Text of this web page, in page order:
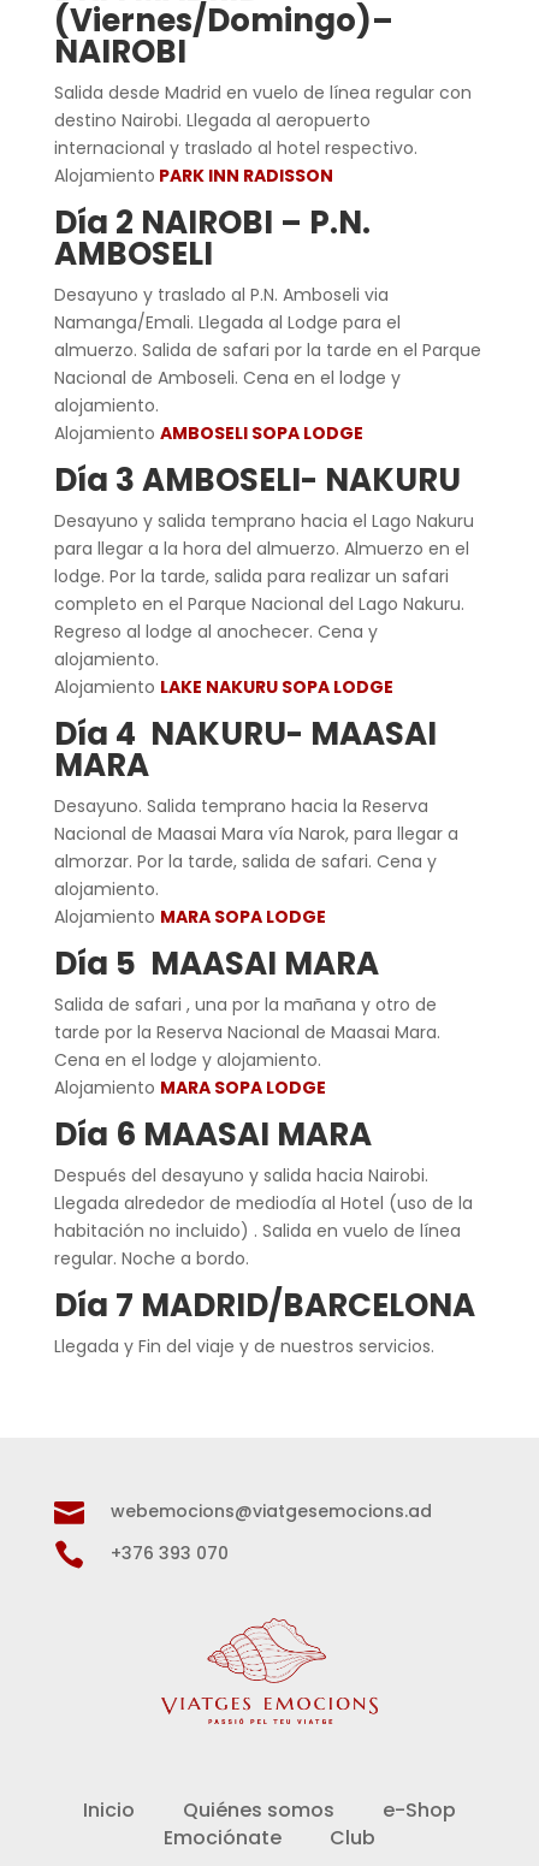
(Viernes/Domingo)–
NAIROBI
Salida desde Madrid en vuelo de línea regular con
destino Nairobi. Llegada al aeropuerto
internacional y traslado al hotel respectivo.
Alojamiento PARK INN RADISSON
Día 2 NAIROBI – P.N.
AMBOSELI
Desayuno y traslado al P.N. Amboseli via
Namanga/Emali. Llegada al Lodge para el
almuerzo. Salida de safari por la tarde en el Parque
Nacional de Amboseli. Cena en el lodge y
alojamiento.
Alojamiento AMBOSELI SOPA LODGE
Día 3 AMBOSELI- NAKURU
Desayuno y salida temprano hacia el Lago Nakuru
para llegar a la hora del almuerzo. Almuerzo en el
lodge. Por la tarde, salida para realizar un safari
completo en el Parque Nacional del Lago Nakuru.
Regreso al lodge al anochecer. Cena y
alojamiento.
Alojamiento LAKE NAKURU SOPA LODGE
Día 4 NAKURU- MAASAI
MARA
Desayuno. Salida temprano hacia la Reserva
Nacional de Maasai Mara vía Narok, para llegar a
almorzar. Por la tarde, salida de safari. Cena y
alojamiento.
Alojamiento MARA SOPA LODGE
Día 5 MAASAI MARA
Salida de safari , una por la mañana y otro de
tarde por la Reserva Nacional de Maasai Mara.
Cena en el lodge y alojamiento.
Alojamiento MARA SOPA LODGE
Día 6 MAASAI MARA
Después del desayuno y salida hacia Nairobi.
Llegada alrededor de mediodía al Hotel (uso de la
habitación no incluido) . Salida en vuelo de línea
regular. Noche a bordo.
Día 7 MADRID/BARCELONA
Llegada y Fin del viaje y de nuestros servicios.
 webemocions@viatgesemocions.ad
 +376 393 070
Inicio Quiénes somos
e-Shop
Emociónate
Club